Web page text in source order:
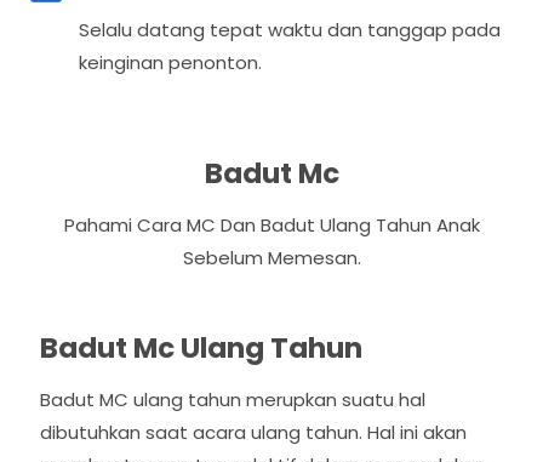
Selalu datang tepat waktu dan tanggap pada
keinginan penonton.
Badut Mc
Pahami Cara MC Dan Badut Ulang Tahun Anak
Sebelum Memesan.
Badut Mc Ulang Tahun
Badut MC ulang tahun merupkan suatu hal
dibutuhkan saat acara ulang tahun. Hal ini akan